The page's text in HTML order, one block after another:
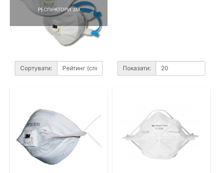
РЕСПІРАТОРИ 3М
Сортувати: Показати: